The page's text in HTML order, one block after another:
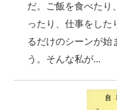
だ。ご飯を食べたり
ったり、仕事をした
るだけのシーンが始
う。そんな私が...